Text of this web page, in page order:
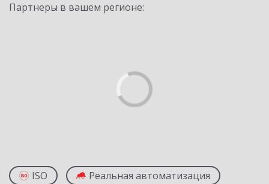
Партнеры в вашем регионе:
ISO Реальная автоматизация